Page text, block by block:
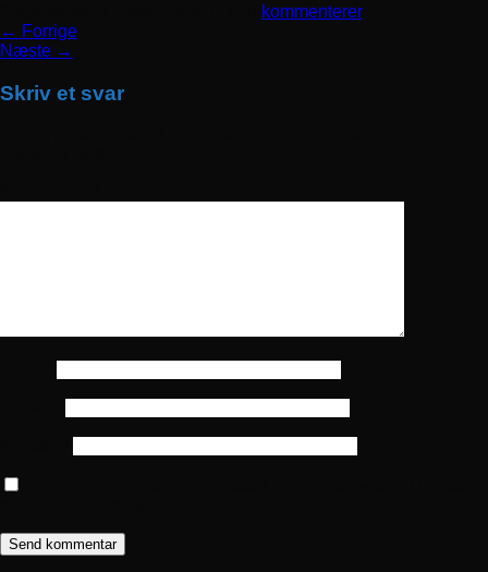
kommenterer.
← Forrige
Næste →
Skriv et svar